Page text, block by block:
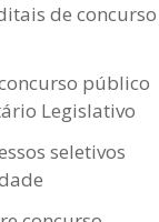
de concurso
público
Legislativo
seletivos